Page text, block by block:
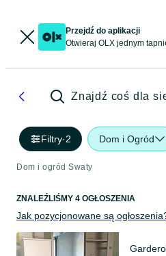
Przejdź do aplikacji
Otwieraj OLX jednym
Znajdź coś dla
Filtry·2 Dom i Ogród
Dom i ogród Swaty
ZNALEŹLIŚMY 4 OGŁOSZENIA
Jak pozycjonowane są